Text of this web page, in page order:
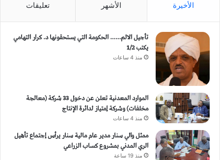
الأخيرة الأشهر تعليقات
تأجيل الالم…… الحكومة التي يستحقونها د. كرار التهامي
يكتب 1/2
منذ 4 ساعات
الموارد المعدنية تعلن عن دخول 33 شركة (معالجة
مخلفات) وشركة إمتياز لدائرة الإنتاج
منذ 4 ساعات
ممثل والي سنار مدير عام مالية سنار يرأس إجتماع تأهيل
الري المدني بمشروع كساب الزراعي
منذ 19 ساعة